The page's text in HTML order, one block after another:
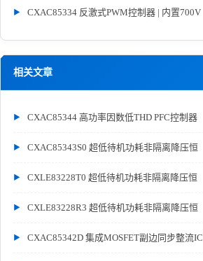
CXAC85334 反激式PWM控制器 | 内置700V
相关文章
CXAC85344 高功率因数低THD PFC控制器
CXAC85343S0 超低待机功耗非隔离降压恒
CXLE83228T0 超低待机功耗非隔离降压恒
CXLE83228R3 超低待机功耗非隔离降压恒
CXAC85342D 集成MOSFET副边同步整流IC